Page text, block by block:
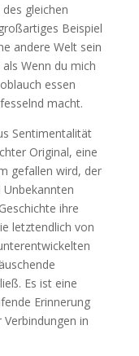
gleichen
Beispiel
andere Welt sein
Wenn du mich
essen
macht.
Sentimentalität
Original, eine
gefallen wird, der
ihre
letztendlich von
Es ist eine
Erinnerung
in